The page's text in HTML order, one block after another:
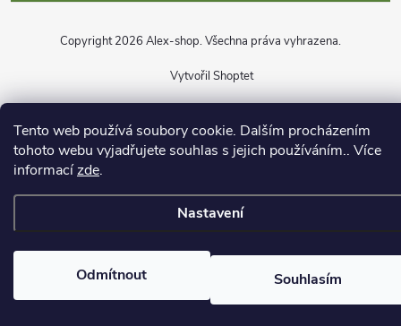
Tento web používá soubory cookie. Dalším procházením
tohoto webu vyjadřujete souhlas s jejich používáním.. Více
informacízde.
Nastavení
Odmítnout Souhlasím
Vytvořil Shoptet
Copyright 2026 Alex-shop. Všechna práva vyhrazena.